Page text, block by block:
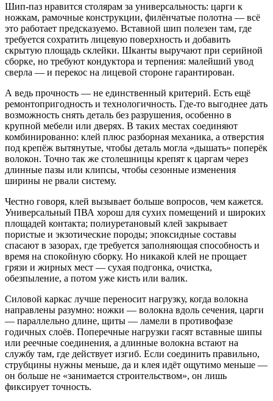
Шип‑паз нравится столярам за универсальность: царги к
ножкам, рамочные конструкции, филёнчатые полотна — всё
это работает предсказуемо. Вставной шип полезен там, где
требуется сохратить лицевую поверхность и добавить
скрытую площадь склейки. Шканты выручают при серийной
сборке, но требуют кондуктора и терпения: малейший увод
сверла — и перекос на лицевой стороне гарантирован.
А ведь прочность — не единственный критерий. Есть ещё
ремонтопригодность и технологичность. Где‑то выгоднее дать
возможность снять деталь без разрушения, особенно в
крупной мебели или дверях. В таких местах соединяют
комбинированно: клей плюс разборная механика, а отверстия
под крепёж вытянутые, чтобы деталь могла «дышать» поперёк
волокон. Точно так же столешницы крепят к царгам через
длинные пазы или клипсы, чтобы сезонные изменения
ширины не рвали систему.
Честно говоря, клей вызывает больше вопросов, чем кажется.
Универсальный ПВА хорош для сухих помещений и широких
площадей контакта; полиуретановый клей закрывает
пористые и экзотические породы; эпоксидные составы
спасают в зазорах, где требуется заполняющая способность и
время на спокойную сборку. Но никакой клей не прощает
грязи и жирных мест — сухая подгонка, очистка,
обезпыление, а потом уже кисть или валик.
Силовой каркас лучше переносит нагрузку, когда волокна
направлены разумно: ножки — волокна вдоль сечения, царги
— параллельно длине, щиты — ламели в противофазе
годичных слоёв. Поперечные нагрузки гасят вставные шипы
или реечные соединения, а длинные волокна встают на
службу там, где действует изгиб. Если соединить правильно,
струбцины нужны меньше, да и клея идёт ощутимо меньше —
он больше не «занимается строительством», он лишь
фиксирует точность.